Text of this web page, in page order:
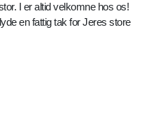
I er altid velkomne hos os!
en fattig tak for Jeres store